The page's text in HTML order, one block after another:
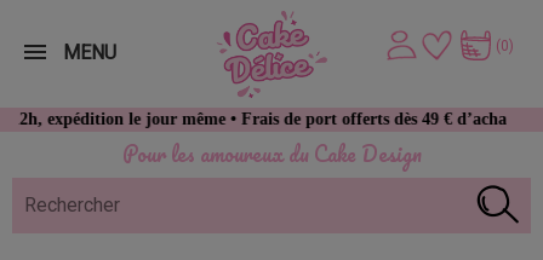
Pour les amoureux du Cake Design
le jour même • Frais de port offerts dès 49 € d’achat
(0)
MENU